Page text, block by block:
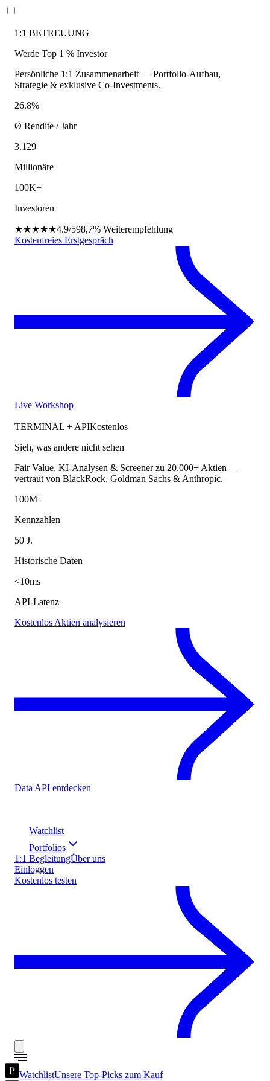
1:1 BETREUUNG
Werde Top 1 % Investor
Persönliche 1:1 Zusammenarbeit — Portfolio-Aufbau,
Strategie & exklusive Co-Investments.
26,8%
Ø Rendite / Jahr
3.129
Millionäre
100K+
Investoren
★★★★★4.9/598,7% Weiterempfehlung
Kostenfreies Erstgespräch
Live Workshop
TERMINAL + APIKostenlos
Sieh, was andere nicht sehen
Fair Value, KI-Analysen & Screener zu 20.000+ Aktien —
vertraut von BlackRock, Goldman Sachs & Anthropic.
100M+
Kennzahlen
50 J.
Historische Daten
<10ms
API-Latenz
Kostenlos Aktien analysieren
Data API entdecken
Watchlist
Portfolios
1:1 BegleitungÜber uns
Einloggen
Kostenlos testen
WatchlistUnsere Top-Picks zum Kauf